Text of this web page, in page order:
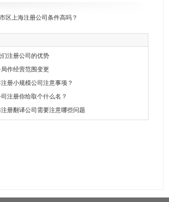
市区上海注册公司条件高吗？
注册公司的优势
作经营范围变更
注册小规模公司注意事项？
注册你给取个什么名？
册翻译公司需要注意哪些问题